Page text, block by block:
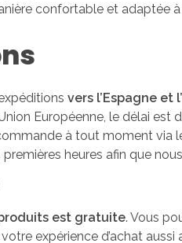
confortable et adaptée
vers l’Espagne et
Européenne, le délai est
à tout moment via
heures afin que
est gratuite. Vous
expérience d’achat